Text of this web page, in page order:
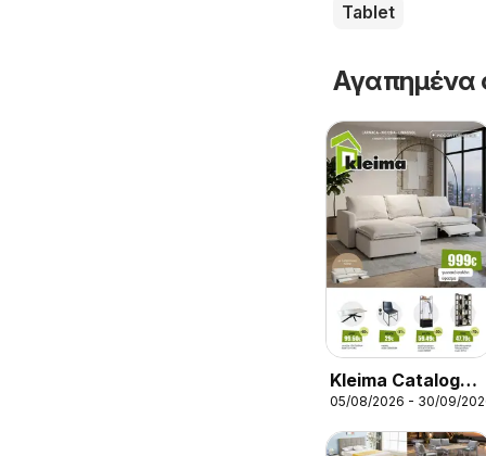
Tablet
Αγαπημένα
Kleima Catalogue
Indoor
05/08/2026 - 30/09/